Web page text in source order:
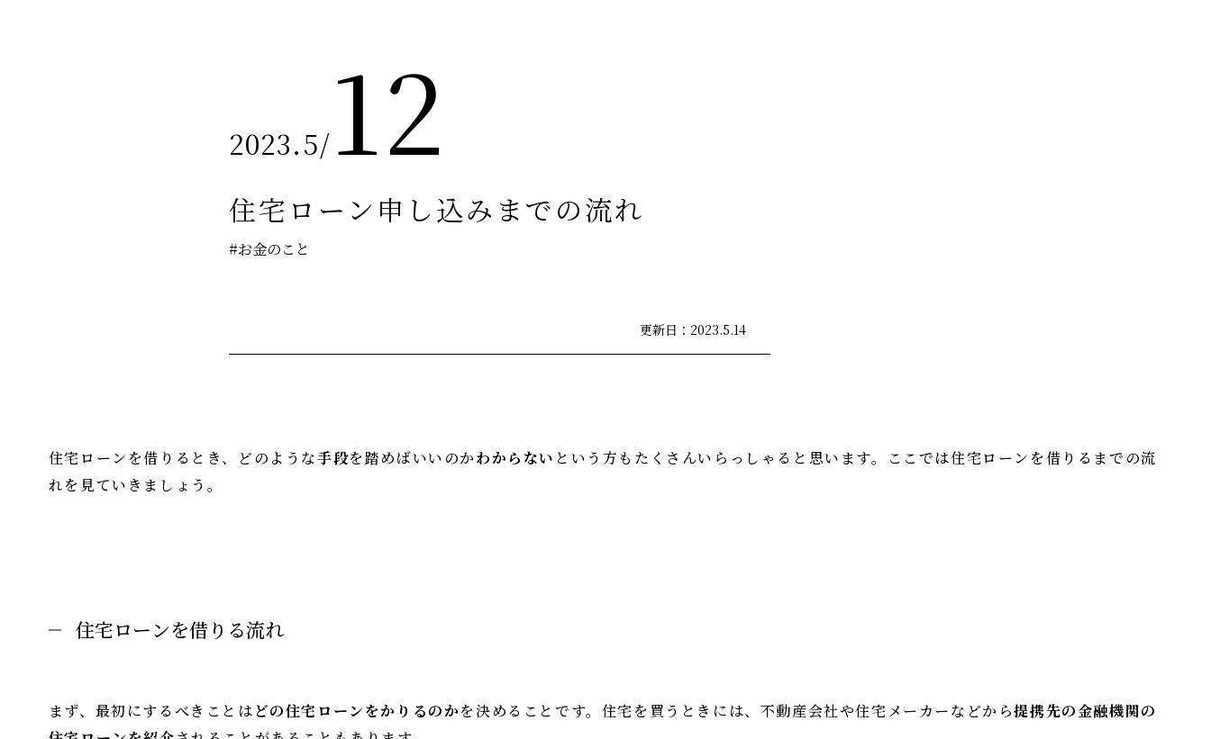
2023.5/ 12
住宅ローン申し込みまでの流れ
#お金のこと
更新日：2023.5.14
住宅ローンを借りるとき、どのような手段を踏めばいいのかわからない という方もたくさんいらっしゃると思います。ここでは住宅ローンを借りるまでの流
れを見ていきましょう。
住宅ローンを借りる流れ
まず、最初にするべきことは どの住宅ローンをかりるのかを決めることです。住宅を買うときには、不動産会社や住宅メーカーなどから提携先の金融機関の